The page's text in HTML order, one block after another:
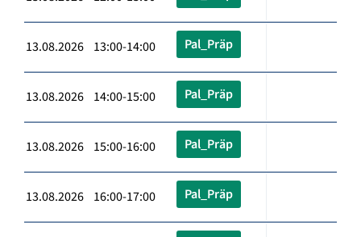
13.08.2026 13:00-14:00 Pal_Präp
13.08.2026 14:00-15:00 Pal_Präp
13.08.2026 15:00-16:00 Pal_Präp
13.08.2026 16:00-17:00 Pal_Präp